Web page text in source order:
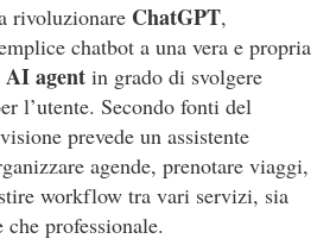
rivoluzionare ChatGPT,
chatbot a una vera e propria
AI agent in grado di svolgere
l’utente. Secondo fonti del
prevede un assistente
agende, prenotare viaggi,
workflow tra vari servizi, sia
professionale.